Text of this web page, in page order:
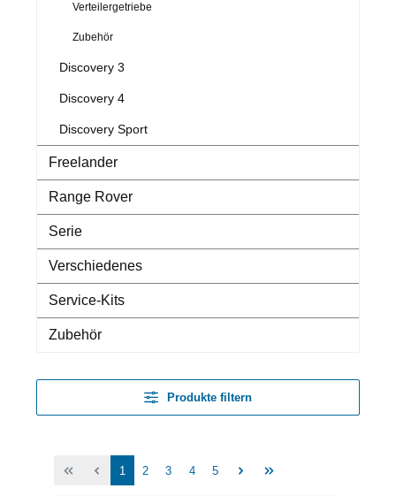
Verteilergetriebe
Zubehör
Discovery 3
Discovery 4
Discovery Sport
Freelander
Range Rover
Serie
Verschiedenes
Service-Kits
Zubehör
Produkte filtern
1 2 3 4 5